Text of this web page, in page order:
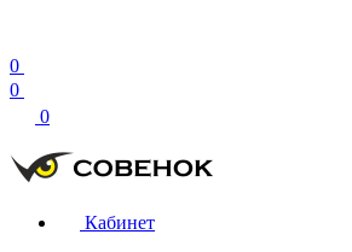
0
0
0
Кабинет